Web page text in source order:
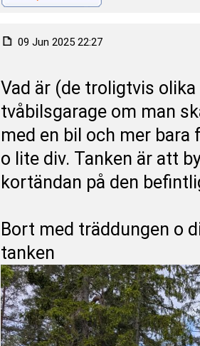
09 Jun 2025 22:27
Vad är (de troligtvis olika
tvåbilsgarage om man
med en bil och mer
o lite div. Tanken är att
kortändan på den
Bort med träddungen o
tanken